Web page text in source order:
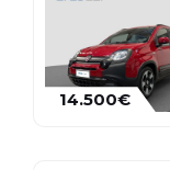
14.500€